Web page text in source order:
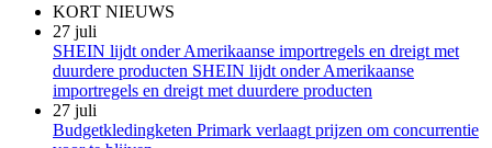
KORT NIEUWS
27 juli
SHEIN lijdt onder Amerikaanse importregels en dreigt met
duurdere producten SHEIN lijdt onder Amerikaanse
importregels en dreigt met duurdere producten
27 juli
Budgetkledingketen Primark verlaagt prijzen om concurrentie